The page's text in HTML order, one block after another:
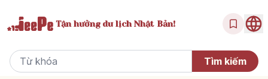
Tận hưởngdu lịch Nhật Bản!